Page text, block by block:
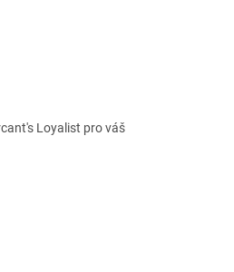
Loyalist pro váš